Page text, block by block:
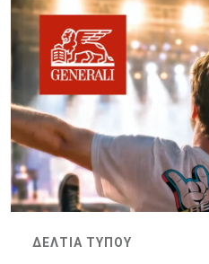
ΔΕΛΤΙΑ ΤΥΠΟΥ